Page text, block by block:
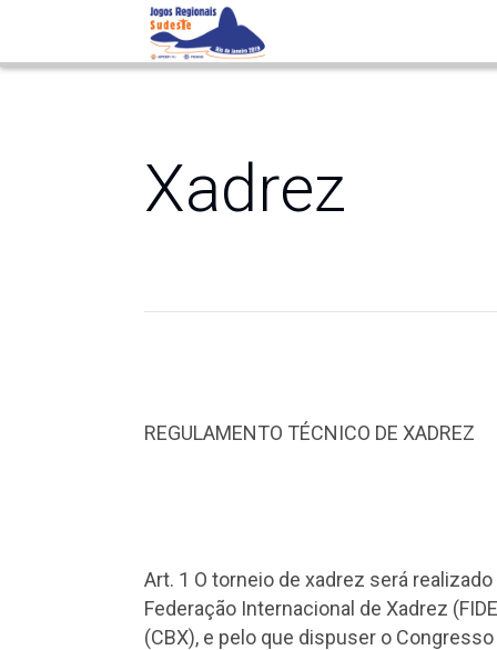
Xadrez
REGULAMENTO TÉCNICO DE XADREZ
Art. 1 O torneio de xadrez será
Federação Internacional de Xadrez
(CBX), e pelo que dispuser o